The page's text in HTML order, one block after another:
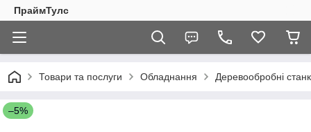
ПраймТулс
Товари та послуги Обладнання Деревообробні
–5%